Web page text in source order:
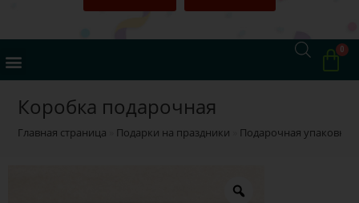
Коробка подарочная
Главная страница Подарки на праздники Подарочная упаковка